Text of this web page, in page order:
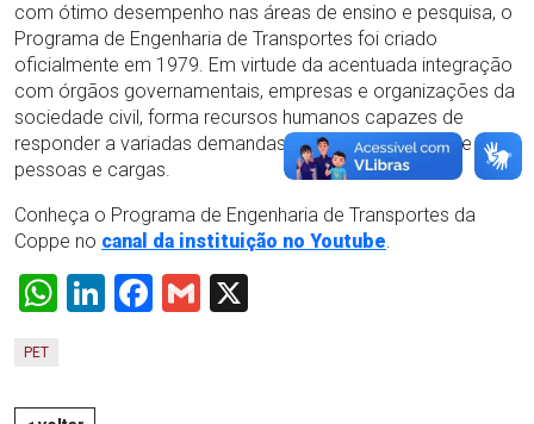
com ótimo desempenho nas áreas de ensino e pesquisa, o
Programa de Engenharia de Transportes foi criado
oficialmente em 1979. Em virtude da acentuada integração
com órgãos governamentais, empresas e organizações da
sociedade civil, forma recursos humanos capazes de
responder a variadas demandas da movimentação de
pessoas e cargas.
Conheça o Programa de Engenharia de Transportes da
Coppe no canal da instituição no Youtube.
WhatsApp
LinkedIn
Facebook
Gmail
PET